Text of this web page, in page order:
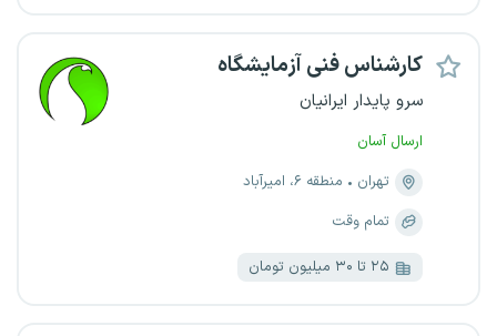
کارشناس فنی آزمایشگاه
سرو پایدار ایرانیان
ارسال آسان
تهران
منطقه ۶، امیرآباد
تمام وقت
۲۵ تا ۳۰ میلیون تومان